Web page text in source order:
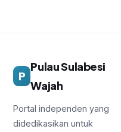
P
Pulau Sulabesi
Wajah
Portal independen yang
didedikasikan untuk